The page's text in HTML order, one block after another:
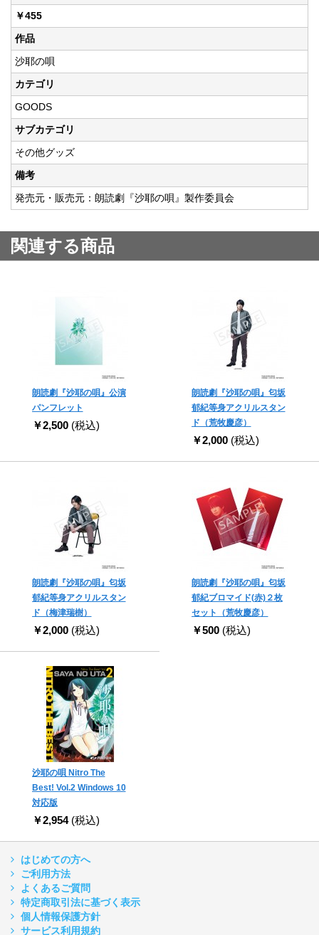
￥455
作品
沙耶の唄
カテゴリ
GOODS
サブカテゴリ
その他グッズ
備考
発売元・販売元：朗読劇『沙耶の唄』製作委員会
関連する商品
朗読劇『沙耶の唄』公演
パンフレット
￥2,500 (税込)
朗読劇『沙耶の唄』匂坂
郁紀等身アクリルスタン
ド（荒牧慶彦）
￥2,000 (税込)
朗読劇『沙耶の唄』匂坂
郁紀等身アクリルスタン
ド（梅津瑞樹）
￥2,000 (税込)
朗読劇『沙耶の唄』匂坂
郁紀ブロマイド(赤)２枚
セット（荒牧慶彦）
￥500 (税込)
沙耶の唄 Nitro The
Best! Vol.2 Windows 10
対応版
￥2,954 (税込)
はじめての方へ
ご利用方法
よくあるご質問
特定商取引法に基づく表示
個人情報保護方針
サービス利用規約